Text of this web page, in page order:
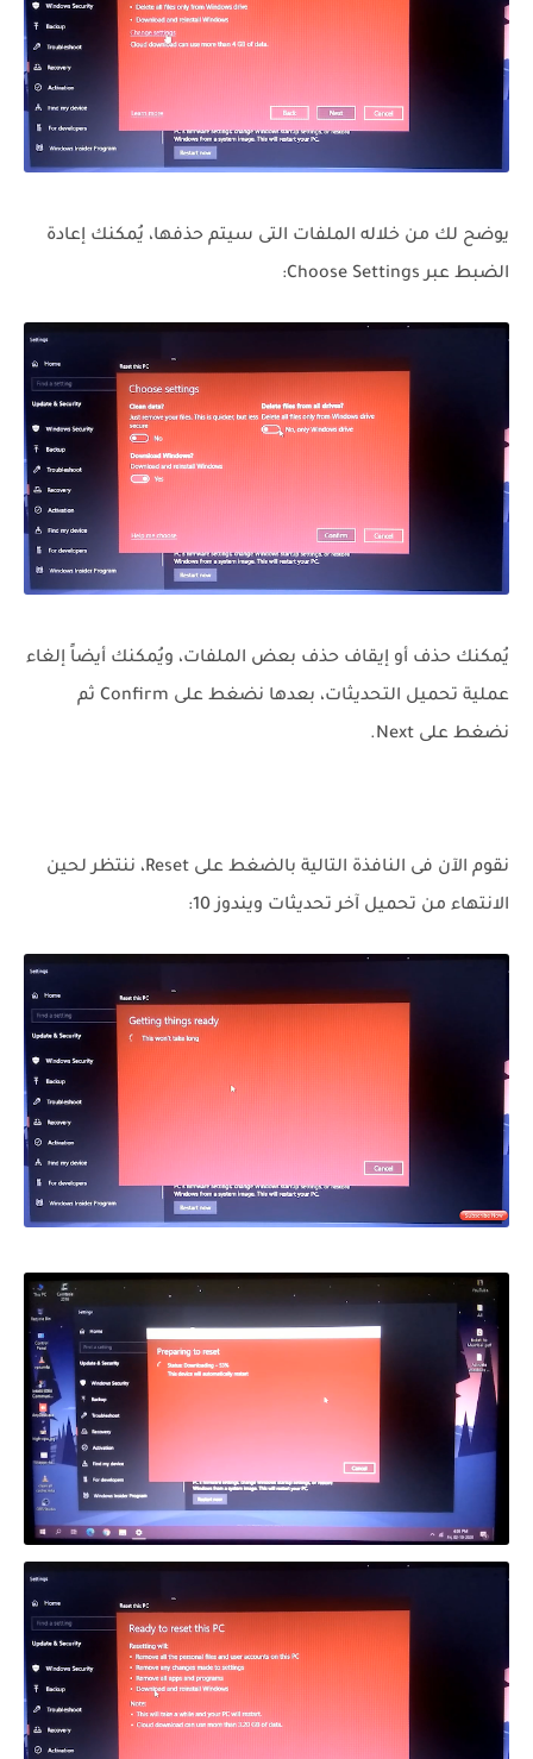
يوضح لك من خلاله الملفات التى سيتم حذفها، يُمكنك إعادة
الضبط عبر Choose Settings:
يُمكنك حذف أو إيقاف حذف بعض الملفات، ويُمكنك أيضاً إلغاء
عملية تحميل التحديثات، بعدها نضغط على Confirm ثم
نضغط على Next.
نقوم الآن فى النافذة التالية بالضغط على Reset، ننتظر لحين
الانتهاء من تحميل آخر تحديثات ويندوز 10: